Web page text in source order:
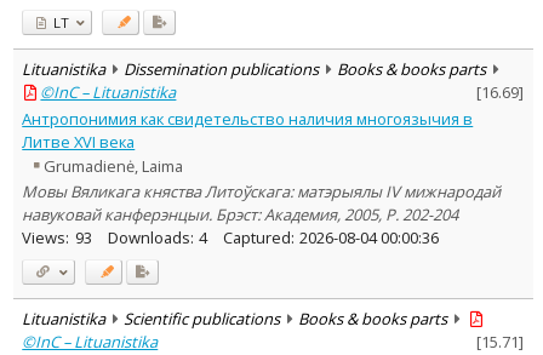
LT
Lituanistika Dissemination publications
Books & books parts
©InC – Lituanistika
[16.69]
Антропонимия как свидетельство наличия многоязычия в
Литве XVI века
Grumadienė, Laima
Мовы Вяликага княства Литоўскага: матэрыялы IV мижнародай
навуковай канферэнцыи. Брэст: Академия, 2005, P. 202-204
Views: 93 Downloads: 4 Captured: 2026-08-04 00:00:36
Lituanistika Scientific publications
Books & books parts
©InC – Lituanistika
[15.71]